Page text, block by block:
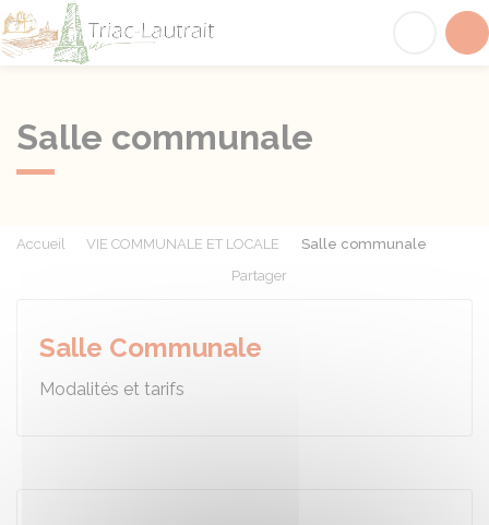
Salle communale
Accueil VIE COMMUNALE ET LOCALE
Salle communale
Partager
Salle Communale
Modalités et tarifs